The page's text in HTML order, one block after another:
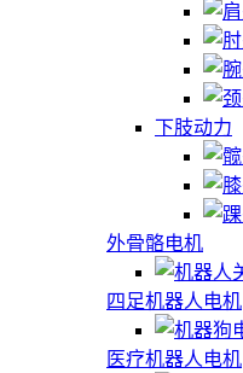
下肢动力
外骨骼电机
四足机器人电机
医疗机器人电机